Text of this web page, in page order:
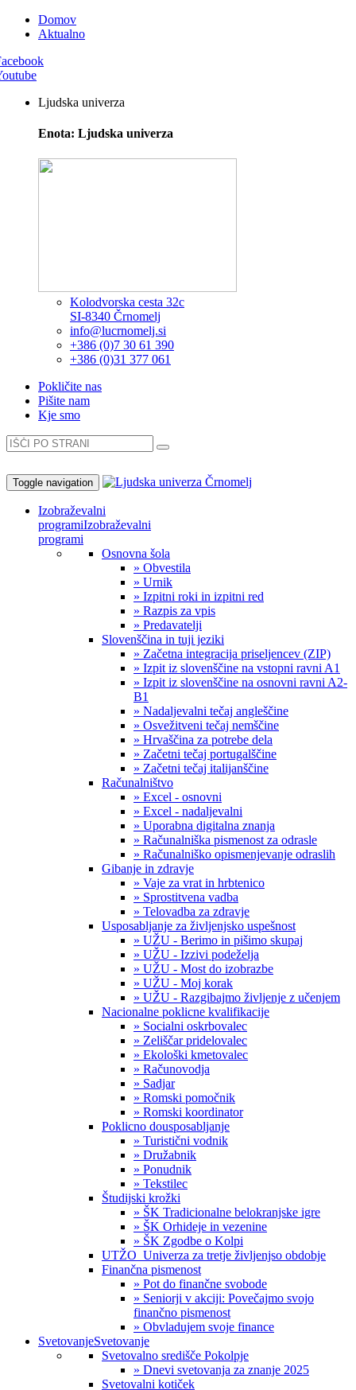
Domov
Aktualno
Ljudska univerza
Enota: Ljudska univerza
Kolodvorska cesta 32c
SI-8340 Črnomelj
info@lucrnomelj.si
+386 (0)7 30 61 390
+386 (0)31 377 061
Pokličite nas
Pišite nam
Kje smo
Toggle navigation
Izobraževalni
programiIzobraževalni
programi
Osnovna šola
» Obvestila
» Urnik
» Izpitni roki in izpitni red
» Razpis za vpis
» Predavatelji
Slovenščina in tuji jeziki
» Začetna integracija priseljencev (ZIP)
» Izpit iz slovenščine na vstopni ravni A1
» Izpit iz slovenščine na osnovni ravni A2-
B1
» Nadaljevalni tečaj angleščine
» Osvežitveni tečaj nemščine
» Hrvaščina za potrebe dela
» Začetni tečaj portugalščine
» Začetni tečaj italijanščine
Računalništvo
» Excel - osnovni
» Excel - nadaljevalni
» Uporabna digitalna znanja
» Računalniška pismenost za odrasle
» Računalniško opismenjevanje odraslih
Gibanje in zdravje
» Vaje za vrat in hrbtenico
» Sprostitvena vadba
» Telovadba za zdravje
Usposabljanje za življenjsko uspešnost
» UŽU - Berimo in pišimo skupaj
» UŽU - Izzivi podeželja
» UŽU - Most do izobrazbe
» UŽU - Moj korak
» UŽU - Razgibajmo življenje z učenjem
Nacionalne poklicne kvalifikacije
» Socialni oskrbovalec
» Zeliščar pridelovalec
» Ekološki kmetovalec
» Računovodja
» Sadjar
» Romski pomočnik
» Romski koordinator
Poklicno dousposabljanje
» Turistični vodnik
» Družabnik
» Ponudnik
» Tekstilec
Študijski krožki
» ŠK Tradicionalne belokranjske igre
» ŠK Orhideje in vezenine
» ŠK Zgodbe o Kolpi
UTŽO_Univerza za tretje življenjso obdobje
Finančna pismenost
» Pot do finančne svobode
» Seniorji v akciji: Povečajmo svojo
finančno pismenost
» Obvladujem svoje finance
SvetovanjeSvetovanje
Svetovalno središče Pokolpje
» Dnevi svetovanja za znanje 2025
Svetovalni kotiček